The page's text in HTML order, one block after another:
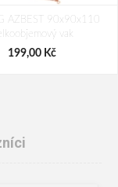
AZBEST 90x90x110
vak
199,00 Kč